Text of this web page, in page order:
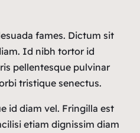
fames. Dictum sit
Id nibh tortor id
pellentesque pulvinar
tristique senectus.
id diam vel. Fringilla est
etiam dignissim diam